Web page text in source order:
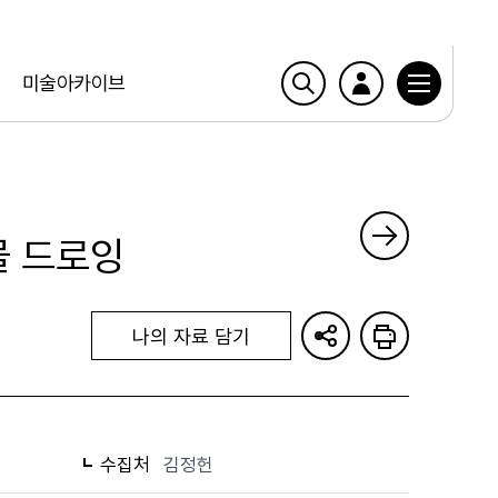
미술아카이브
드로잉
나의 자료 담기
수집처 김정헌